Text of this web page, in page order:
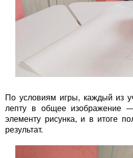
По условиям игры, каждый из
лепту в общее изображение
элементу рисунка, и в итоге
результат.